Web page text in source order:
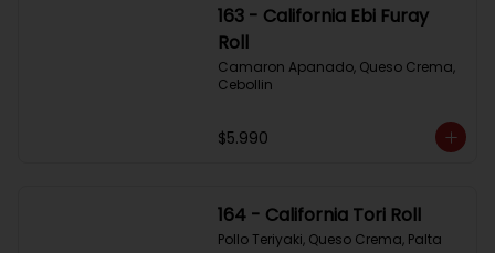
163 - California Ebi Furay
Roll
Camaron Apanado, Queso Crema,
Cebollin
$5.990
164 - California Tori Roll
Pollo Teriyaki, Queso Crema, Palta